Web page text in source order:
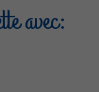
avec: